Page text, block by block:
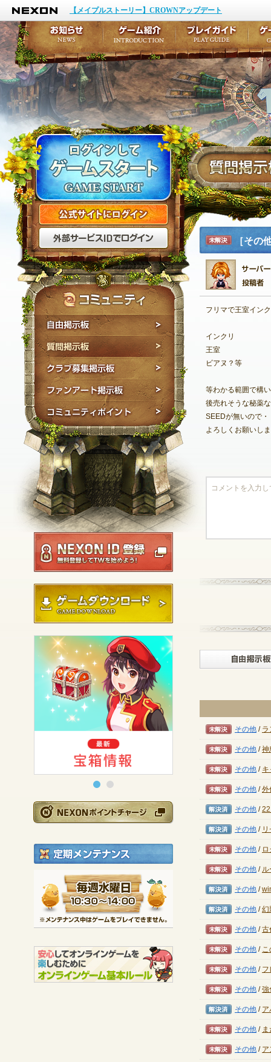
NEXON
【メイプルストーリー】CROWNアップデート
公式サイトにログイン
質問掲示板
クラブ募集掲示板
ファンアート掲示板
コミュニティポイン
NEXON ID登録
NEXONポイントチ
定期メンテナンス
毎週水曜日 10:30
※メンテナンス中は
未解決
［その
フリマで王室イン
インクリ
王室
ビアヌ？等
等わかる範囲で構
後売れそうな秘薬
SEEDが無いので・
よろしくお願いし
未解決
その他 /
未解決
その他 /神
未解決
その他 /
未解決
その他 /外
解決済み
その他 /
解決済み
その他 /
未解決
その他 /
未解決
その他 /
解決済み
その他 /
解決済み
その他 /幻
未解決
その他 /古
未解決
その他 /
未解決
その他 / フ
未解決
その他 /強
解決済み
その他 /
未解決
その他 /
未解決
その他 /
お知らせ
イベント
アップデート
メンテナンス
ゲーム紹介
キャラクター作成
テイルズ初級者講座
ここだけは知ってお